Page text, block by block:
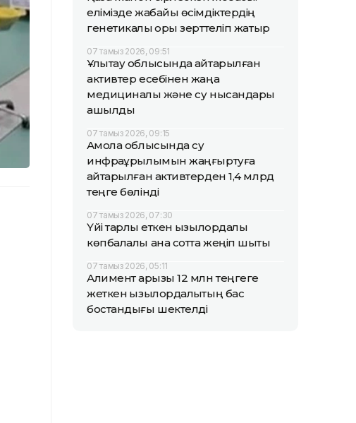
елімізде жабайы өсімдіктердің
генетикалық қоры зерттеліп жатыр
07 тамыз 2026, 09:51
Ұлытау облысында қайтарылған
активтер есебінен жаңа
медициналық және су нысандары
ашылды
07 тамыз 2026, 09:15
Ақмола облысында су
инфрақұрылымын жаңғыртуға
қайтарылған активтерден 1,4 млрд
теңге бөлінді
07 тамыз 2026, 07:30
Үйі тарлық еткен қызылордалық
көпбалалы ана сотта жеңіп шықты
07 тамыз 2026, 05:11
Алимент қарызы 12 млн теңгеге
жеткен қызылордалықтың бас
бостандығы шектелді